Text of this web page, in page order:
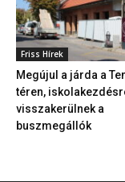
Friss Hírek
Megújul a járda a
téren,
visszakerülnek a
buszmegállók